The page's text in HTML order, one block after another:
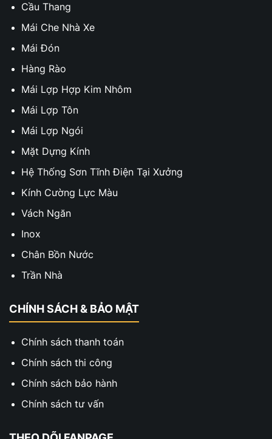
Cầu Thang
Mái Che Nhà Xe
Mái Đón
Hàng Rào
Mái Lợp Hợp Kim Nhôm
Mái Lợp Tôn
Mái Lợp Ngói
Mặt Dựng Kính
Hệ Thống Sơn Tĩnh Điện Tại Xưởng
Kính Cường Lực Màu
Vách Ngăn
Inox
Chân Bồn Nước
Trần Nhà
CHÍNH SÁCH & BẢO MẬT
Chính sách thanh toán
Chính sách thi công
Chính sách bảo hành
Chính sách tư vấn